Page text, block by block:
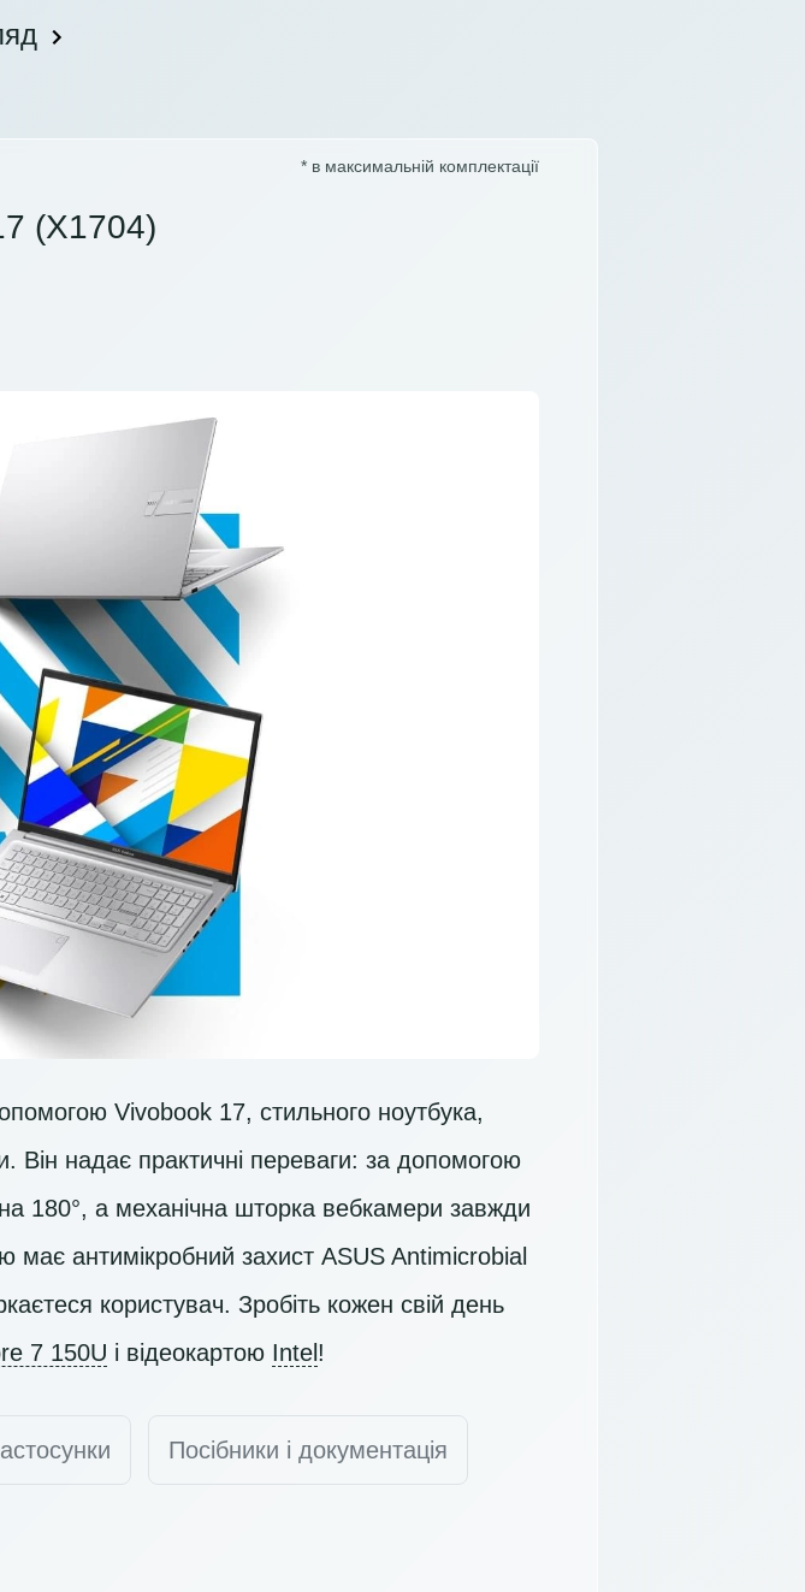
* в максимальній комплектації
(X1704)
Vivobook 17, стильного ноутбука,
Він надає практичні переваги: за допомогою
180°, а механічна шторка вебкамери завжди
має антимікробний захист ASUS Antimicrobial
користувач. Зробіть кожен свій день
7 150U і відеокартою Intel !
Посібники і документація